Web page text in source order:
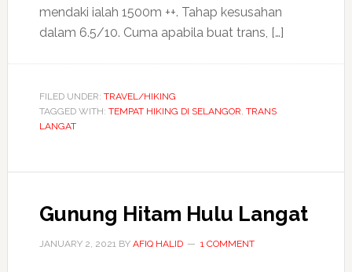
mendaki ialah 1500m ++. Tahap kesusahan
dalam 6.5/10. Cuma apabila buat trans, […]
FILED UNDER: TRAVEL/HIKING
TAGGED WITH: TEMPAT HIKING DI SELANGOR, TRANS
LANGAT
Gunung Hitam Hulu Langat
JANUARY 2, 2021BY AFIQ HALID 1 COMMENT